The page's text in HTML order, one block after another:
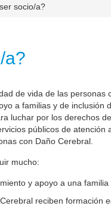
socio/a?
a?
de vida de las
a familias y de inclusión
luchar por los derechos
públicos de
con Daño Cerebral.
mucho:
y apoyo a una
reciben formación